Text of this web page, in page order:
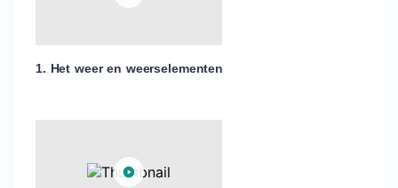
1. Het weer en weerselementen